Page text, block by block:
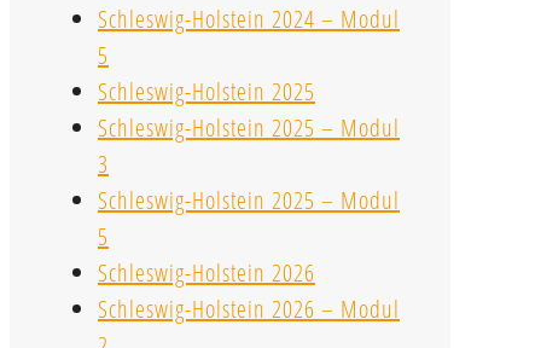
Schleswig-Holstein 2024 – Modul
5
Schleswig-Holstein 2025
Schleswig-Holstein 2025 – Modul
3
Schleswig-Holstein 2025 – Modul
5
Schleswig-Holstein 2026
Schleswig-Holstein 2026 – Modul